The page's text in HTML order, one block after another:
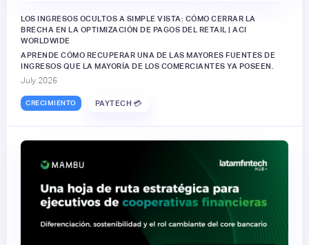
LOS INGRESOS OCULTOS A SIMPLE VISTA: CÓMO CERRAR LA
BRECHA EN LA OPTIMIZACIÓN DE PAGOS DEL RETAIL | ACI
WORLDWIDE
APRENDE CÓMO RECUPERAR UNA DE LAS MAYORES FUENTES DE
INGRESOS QUE LA MAYORÍA DE LOS COMERCIANTES YA POSEEN.
July 2026
CRECIMIENTO PAYTECH 💳